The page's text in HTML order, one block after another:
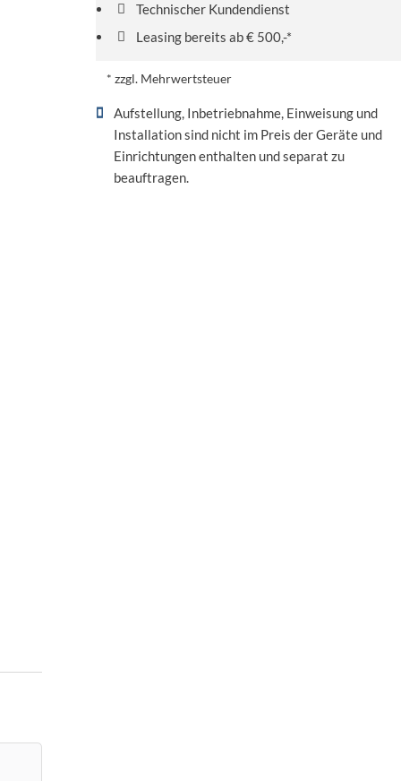
Technischer Kundendienst
Leasing bereits ab € 500,-*
* zzgl. Mehrwertsteuer
Aufstellung, Inbetriebnahme, Einweisung und
Installation sind nicht im Preis der Geräte und
Einrichtungen enthalten und separat zu
beauftragen.